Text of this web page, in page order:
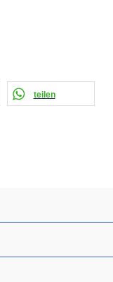
teilen